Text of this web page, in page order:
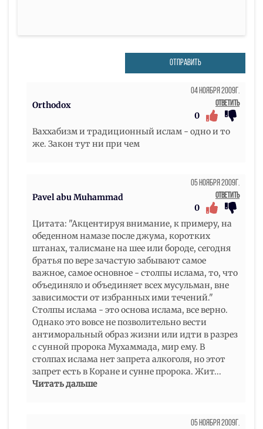
ОТПРАВИТЬ
Orthodox
04 Ноября 2009г.
Ответить
0
Ваххабизм и традиционный ислам - одно и то
же. Закон тут ни при чем
Pavel abu Muhammad
05 Ноября 2009г.
Ответить
0
Цитата: "Акцентируя внимание, к примеру, на
обеденном намазе после джума, коротких
штанах, талисмане на шее или бороде, сегодня
братья по вере зачастую забывают самое
важное, самое основное - столпы ислама, то, что
объединяло и объединяет всех мусульман, вне
зависимости от избранных ими течений."
Столпы ислама - это основа ислама, все верно.
Однако это вовсе не позволительно вести
антиморальный образ жизни или идти в разрез
с сунной пророка Мухаммада, мир ему. В
столпах ислама нет запрета алкоголя, но этот
запрет есть в Коране и сунне пророка. Жит...
Читать дальше
05 Ноября 2009г.